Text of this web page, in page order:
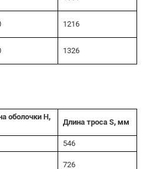
1216
1326
оболочки H,
Длина троса S, мм
546
726